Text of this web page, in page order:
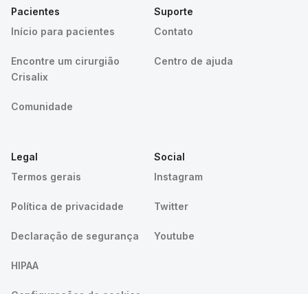
Pacientes
Início para pacientes
Encontre um cirurgião
Crisalix
Comunidade
Suporte
Contato
Centro de ajuda
Legal
Termos gerais
Política de privacidade
Declaração de segurança
HIPAA
Social
Instagram
Twitter
Youtube